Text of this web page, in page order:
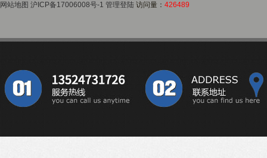
网站地图 沪ICP备17006008号-1 管理登陆 访问量： 426489